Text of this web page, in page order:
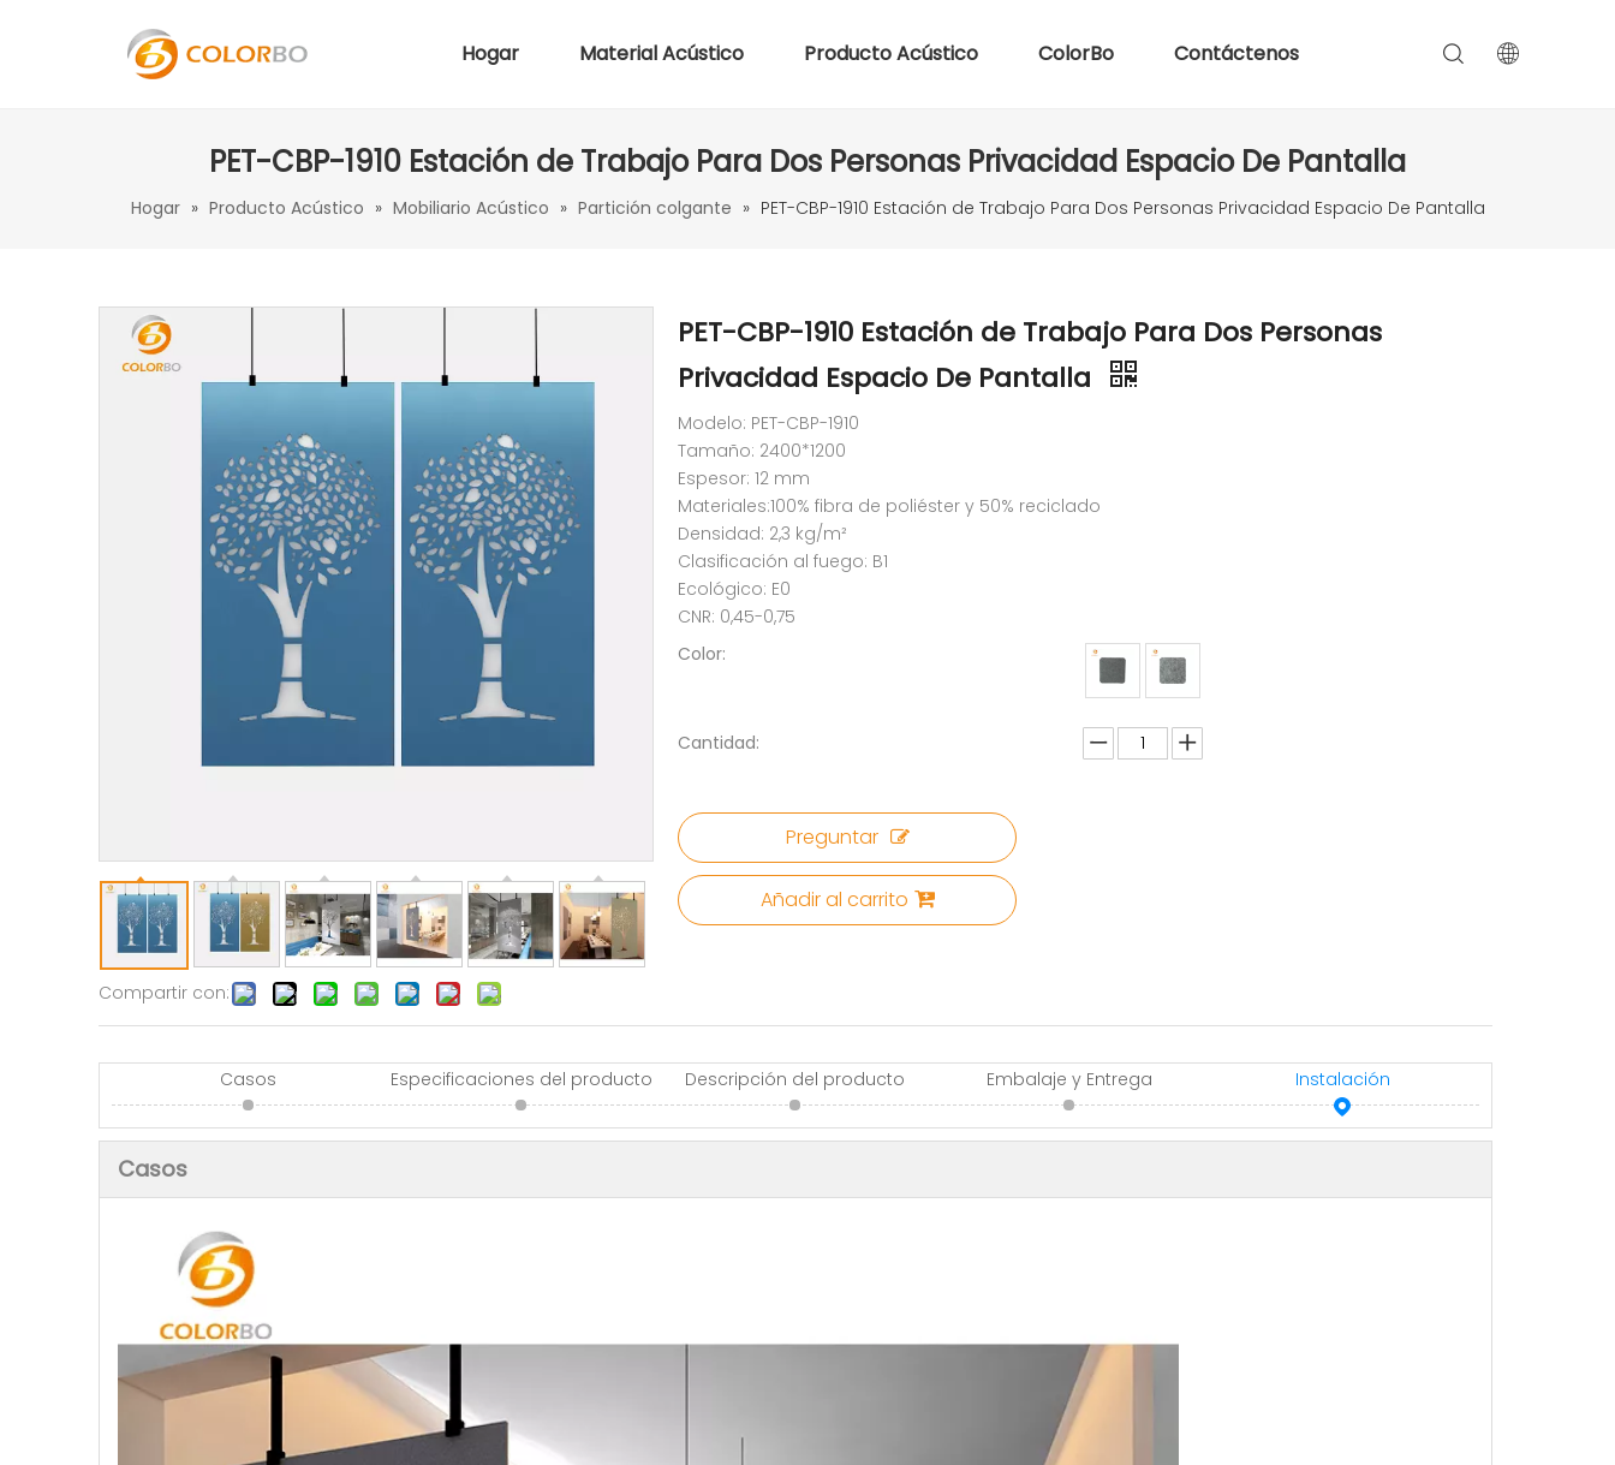
Hogar Material Acústico Producto Acústico ColorBo Contáctenos
PET-CBP-1910 Estación de Trabajo Para Dos Personas Privacidad Espacio De Pantalla
Hogar » Producto Acústico » Mobiliario Acústico » Partición colgante » PET-CBP-1910 Estación de Trabajo Para Dos Personas Privacidad Espacio De Pantalla
Compartir con:
PET-CBP-1910 Estación de Trabajo Para Dos Personas
Privacidad Espacio De Pantalla
Modelo: PET-CBP-1910
Tamaño: 2400*1200
Espesor: 12 mm
Materiales:100% fibra de poliéster y 50% reciclado
Densidad: 2,3 kg/m²
Clasificación al fuego: B1
Ecológico: E0
CNR: 0,45-0,75
Color:
Cantidad:
Preguntar
Añadir al carrito
Casos Especificaciones del producto Descripción del producto Embalaje y Entrega Instalación
Casos